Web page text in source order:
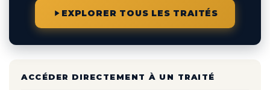
EXPLORER TOUS LES TRAITÉS
ACCÉDER DIRECTEMENT À UN TRAITÉ